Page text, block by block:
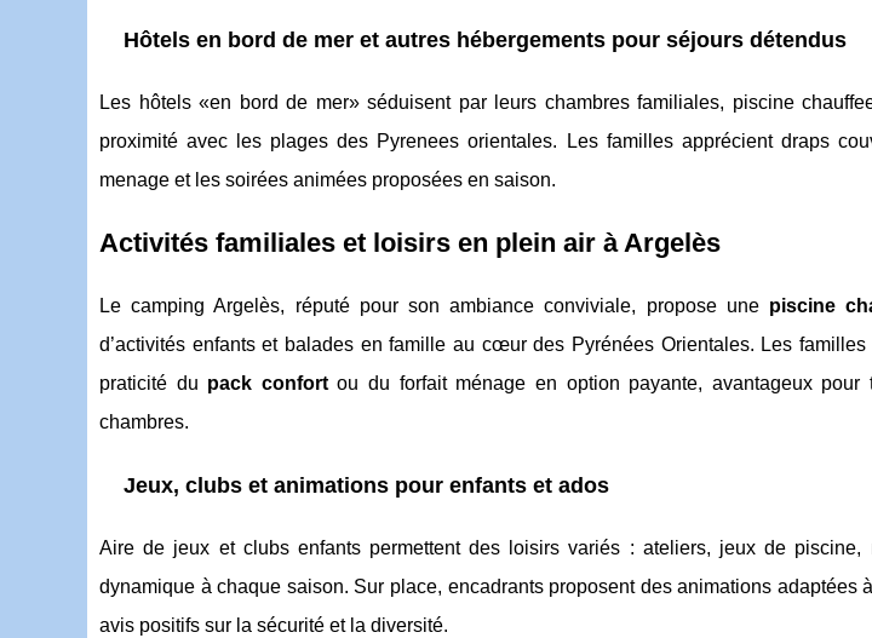
Hôtels en bord de mer et autres hébergements pour séjours détendus
Les hôtels «en bord de mer» séduisent par leurs chambres familiales, piscine
proximité avec les plages des Pyrenees orientales. Les familles apprécient draps
menage et les soirées animées proposées en saison.
Activités familiales et loisirs en plein air à Argelès
Le camping Argelès, réputé pour son ambiance conviviale, propose une piscine
d’activités enfants et balades en famille au cœur des Pyrénées Orientales. Les familles
praticité du pack confortou du forfait ménage en option payante, avantageux pour
chambres.
Jeux, clubs et animations pour enfants et ados
Aire de jeux et clubs enfants permettent des loisirs variés : ateliers, jeux de piscine,
dynamique à chaque saison. Sur place, encadrants proposent des animations adaptées
avis positifs sur la sécurité et la diversité.